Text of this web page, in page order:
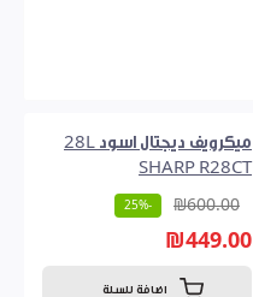
ميكرويف ديجتال اسود 28L
SHARP R28CT
₪600.00
-25%
₪449.00
اضافة للسلة